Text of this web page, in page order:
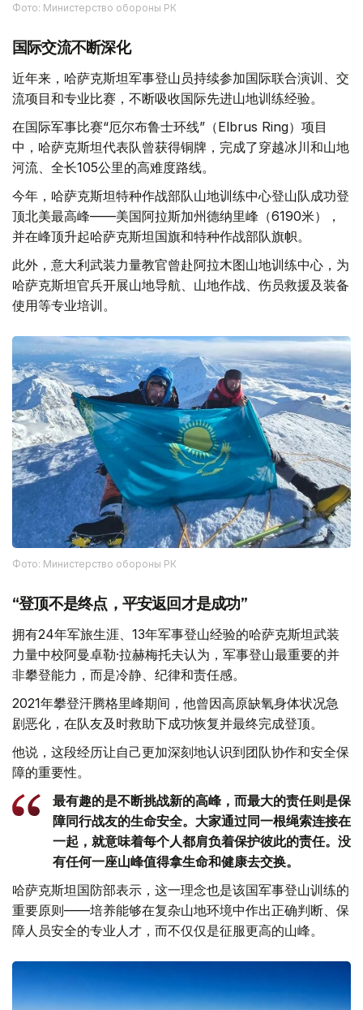
Фото: Министерство обороны РК
国际交流不断深化
近年来，哈萨克斯坦军事登山员持续参加国际联合演训、交
流项目和专业比赛，不断吸收国际先进山地训练经验。
在国际军事比赛“厄尔布鲁士环线”（Elbrus Ring）项目
中，哈萨克斯坦代表队曾获得铜牌，完成了穿越冰川和山地
河流、全长105公里的高难度路线。
今年，哈萨克斯坦特种作战部队山地训练中心登山队成功登
顶北美最高峰——美国阿拉斯加州德纳里峰（6190米），
并在峰顶升起哈萨克斯坦国旗和特种作战部队旗帜。
此外，意大利武装力量教官曾赴阿拉木图山地训练中心，为
哈萨克斯坦官兵开展山地导航、山地作战、伤员救援及装备
使用等专业培训。
Фото: Министерство обороны РК
“登顶不是终点，平安返回才是成功”
拥有24年军旅生涯、13年军事登山经验的哈萨克斯坦武装
力量中校阿曼卓勒·拉赫梅托夫认为，军事登山最重要的并
非攀登能力，而是冷静、纪律和责任感。
2021年攀登汗腾格里峰期间，他曾因高原缺氧身体状况急
剧恶化，在队友及时救助下成功恢复并最终完成登顶。
他说，这段经历让自己更加深刻地认识到团队协作和安全保
障的重要性。
最有趣的是不断挑战新的高峰，而最大的责任则是保
障同行战友的生命安全。大家通过同一根绳索连接在
一起，就意味着每个人都肩负着保护彼此的责任。没
有任何一座山峰值得拿生命和健康去交换。
哈萨克斯坦国防部表示，这一理念也是该国军事登山训练的
重要原则——培养能够在复杂山地环境中作出正确判断、保
障人员安全的专业人才，而不仅仅是征服更高的山峰。